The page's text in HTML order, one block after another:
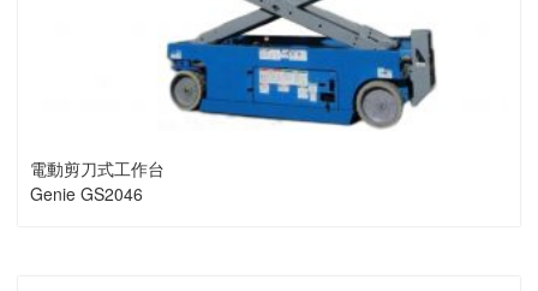
電動剪刀式工作台
Genie GS2046